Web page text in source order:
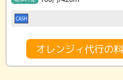
CASH
オレンジィ代行の